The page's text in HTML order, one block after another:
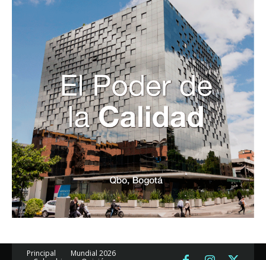
Principal
Mundial 2026